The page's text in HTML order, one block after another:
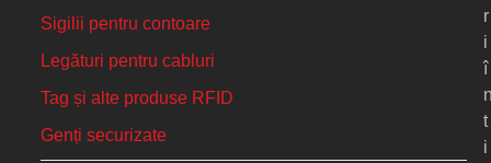
Sigilii pentru contoare
Legături pentru cabluri
Tag și alte produse RFID
Genți securizate
r
i
î
t
i